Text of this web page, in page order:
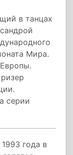
в танцах
Мира.
серии
года в